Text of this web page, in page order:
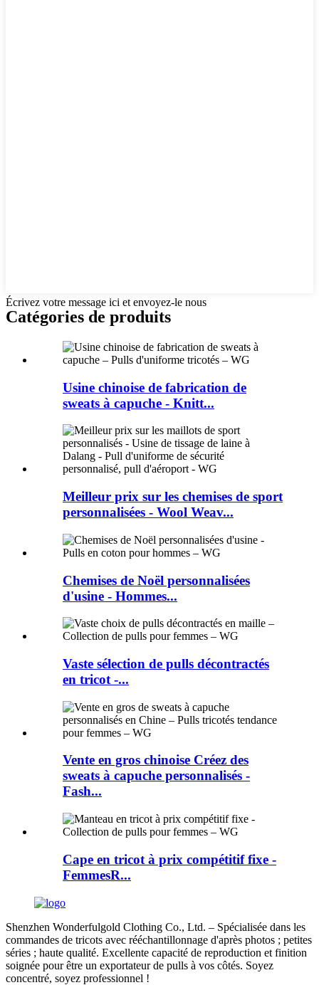
Écrivez votre message ici et envoyez-le nous
Catégories de produits
Usine chinoise de fabrication de
sweats à capuche - Knitt...
Meilleur prix sur les chemises de sport
personnalisées - Wool Weav...
Chemises de Noël personnalisées
d'usine - Hommes...
Vaste sélection de pulls décontractés
en tricot -...
Vente en gros chinoise Créez des
sweats à capuche personnalisés -
Fash...
Cape en tricot à prix compétitif fixe -
FemmesR...
Shenzhen Wonderfulgold Clothing Co., Ltd. – Spécialisée dans les
commandes de tricots avec rééchantillonnage d'après photos ; petites
séries ; haute qualité. Excellente capacité de reproduction et finition
soignée pour être un exportateur de pulls à vos côtés. Soyez
concentré, soyez professionnel !